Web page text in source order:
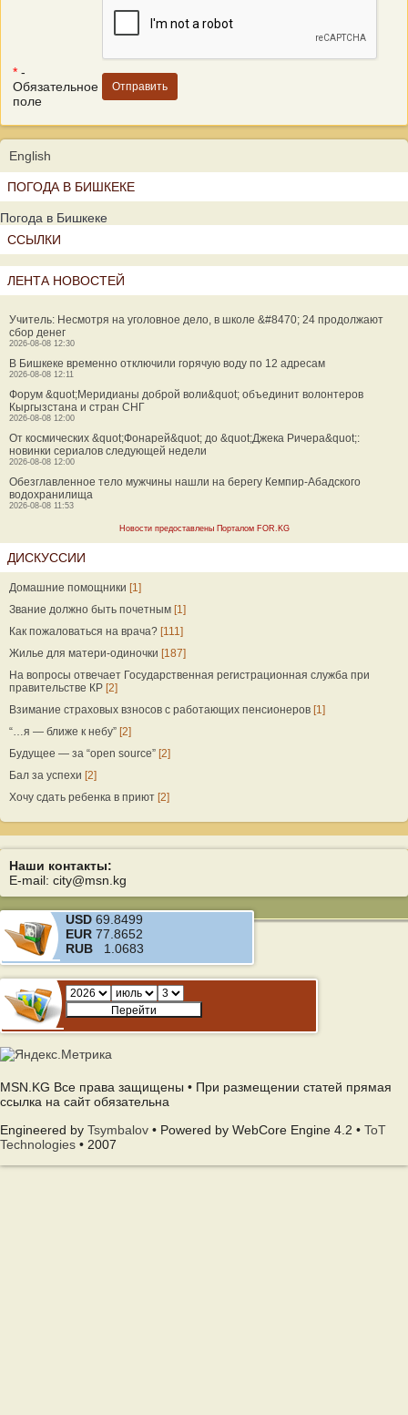
* -
Обязательное
поле
English
ПОГОДА В БИШКЕКЕ
Погода в Бишкеке
ССЫЛКИ
ЛЕНТА НОВОСТЕЙ
Учитель: Несмотря на уголовное дело, в школе &#8470; 24 продолжают
сбор денег
2026-08-08 12:30
В Бишкеке временно отключили горячую воду по 12 адресам
2026-08-08 12:11
Форум &quot;Меридианы доброй воли&quot; объединит волонтеров
Кыргызстана и стран СНГ
2026-08-08 12:00
От космических &quot;Фонарей&quot; до &quot;Джека Ричера&quot;:
новинки сериалов следующей недели
2026-08-08 12:00
Обезглавленное тело мужчины нашли на берегу Кемпир-Абадского
водохранилища
2026-08-08 11:53
Новости предоставлены Порталом FOR.KG
ДИСКУССИИ
Домашние помощники [1]
Звание должно быть почетным [1]
Как пожаловаться на врача? [111]
Жилье для матери-одиночки [187]
На вопросы отвечает Государственная регистрационная служба при
правительстве КР [2]
Взимание страховых взносов с работающих пенсионеров [1]
“…я — ближе к небу” [2]
Будущее — за “open source” [2]
Бал за успехи [2]
Хочу сдать ребенка в приют [2]
Наши контакты:
E-mail: city@msn.kg
USD 69.8499
EUR 77.8652
RUB 1.0683
MSN.KG Все права защищены • При размещении статей прямая
ссылка на сайт обязательна
Engineered by Tsymbalov • Powered by WebCore Engine 4.2 • ToT
Technologies • 2007